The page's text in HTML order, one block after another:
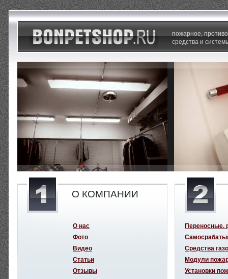
пожарное,
средства и
О КОМПАНИИ
О нас
Фото
Видео
Статьи
Отзывы
Переносные,
Средства
Модули
Установки